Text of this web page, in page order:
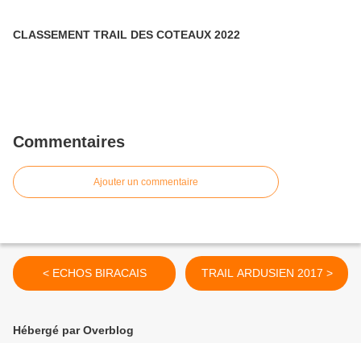
CLASSEMENT TRAIL DES COTEAUX 2022
Commentaires
Ajouter un commentaire
< ECHOS BIRACAIS TRAIL ARDUSIEN 2017 >
Hébergé par Overblog